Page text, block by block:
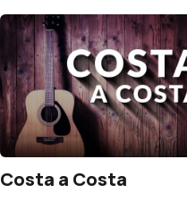
Costa a Costa